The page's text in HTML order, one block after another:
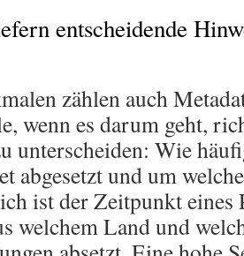
entscheidende
zählen auch
wenn es darum geht,
unterscheiden: Wie
abgesetzt und um
ist der Zeitpunkt eines
welchem Land und